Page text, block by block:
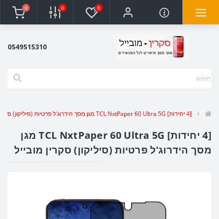
0
0
0
0549515310
[4 יחידות] TCL NxtPaper 60 Ultra 5G מגן מסך הידרוג'ל פרטיות (סיליקון) סקרין מובייל
[4 יחידות] TCL NxtPaper 60 Ultra 5G מגן
מסך הידרוג'ל פרטיות (סיליקון) סקרין מובייל